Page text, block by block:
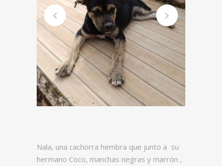
Nala, una cachorra hembra que junto a su
hermano Coco, manchas negras y marrón ,